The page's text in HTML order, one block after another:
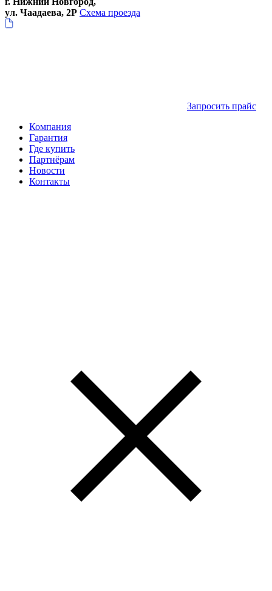
ул. Чаадаева, 2Р Схема проезда
Запросить прайс
Компания
Гарантия
Где купить
Партнёрам
Новости
Контакты